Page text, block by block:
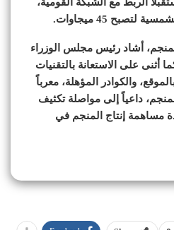
45 ميجاوات.
أشاد رئيس مجلس الوزراء
أثنى على الاستعانة بالتقنيات
والكوادر المؤهلة، معرباً
داعياً إلى مواصلة تكثيف
مساهمة إنتاج المنجم في